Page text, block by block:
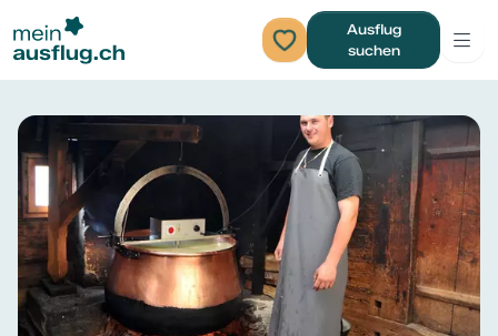
Ausflug
suchen